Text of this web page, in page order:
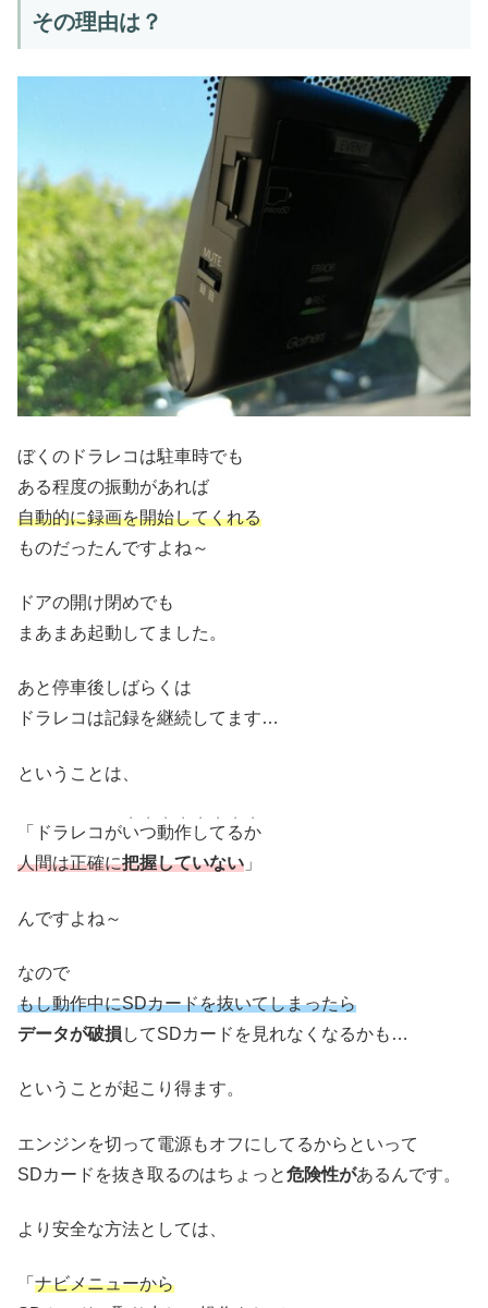
その理由は？
ぼくのドラレコは駐車時でも
ある程度の振動があれば
自動的に録画を開始してくれる
ものだったんですよね～
ドアの開け閉めでも
まあまあ起動してました。
あと停車後しばらくは
ドラレコは記録を継続してます…
ということは、
「ドラレコがいつ動作してるか
・・・・・・・・
人間は正確に把握していない 」
んですよね～
なので
もし動作中にSDカードを抜いてしまったら
データが破損 してSDカードを見れなくなるかも…
ということが起こり得ます。
エンジンを切って電源もオフにしてるからといって
SDカードを抜き取るのはちょっと危険性があるんです。
より安全な方法としては、
「 ナビメニューから